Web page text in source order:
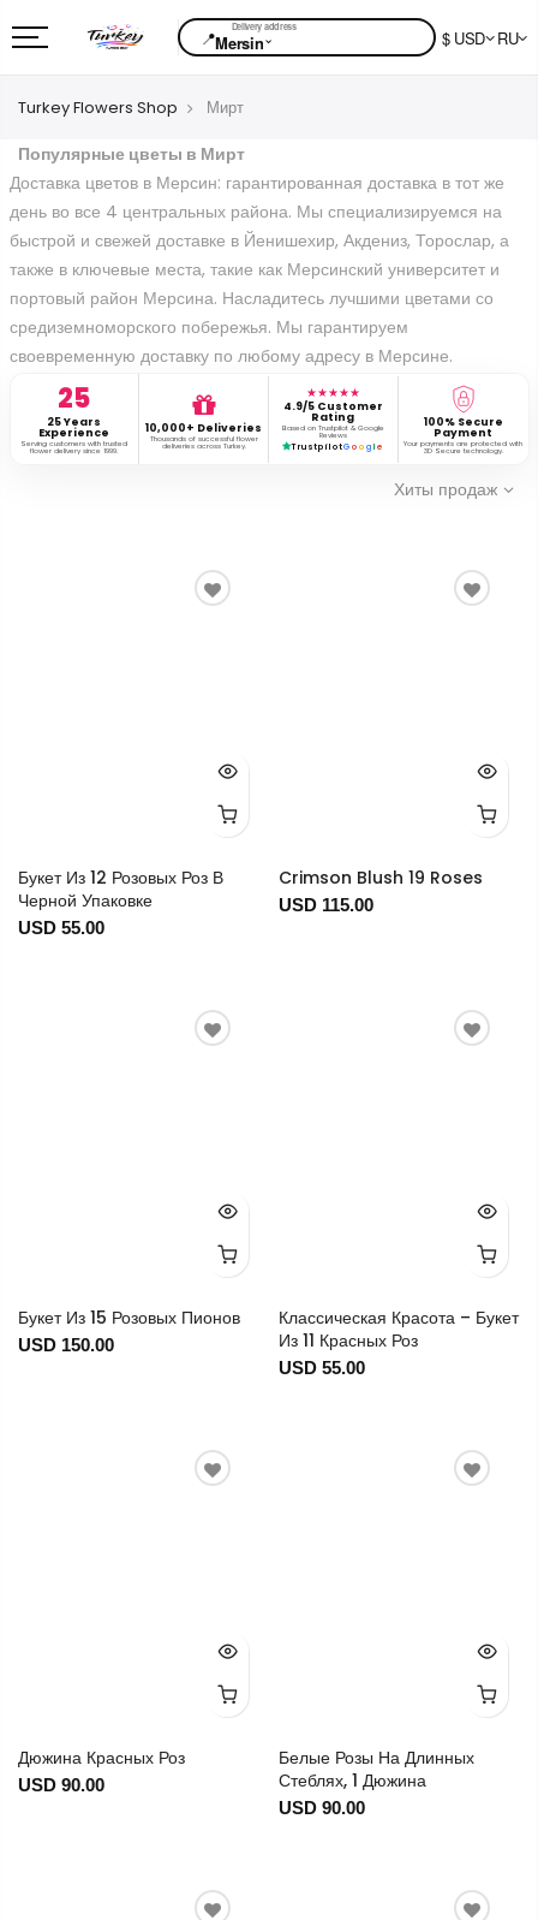
📍Mersin⌄ $ USD RU
Turkey Flowers Shop Мирт
Популярные цветы в Мирт
Доставка цветов в Мерсин: гарантированная доставка в тот же
день во все 4 центральных района. Мы специализируемся на
быстрой и свежей доставке в Йенишехир, Акдениз, Торослар, а
также в ключевые места, такие как Мерсинский университет и
портовый район Мерсина. Насладитесь лучшими цветами со
средиземноморского побережья. Мы гарантируем
своевременную доставку по любому адресу в Мерсине.
25
25 Years
Experience
Serving customers with trusted
flower delivery since 1999.
10,000+ Deliveries
Thousands of successful flower
deliveries across Turkey.
★★★★★
4.9/5 Customer
Rating
Based on Trustpilot & Google
Reviews
TrustpilotG o o g l e
100% Secure
Payment
Your payments are protected with
3D Secure technology.
Хиты продаж
Букет Из 12 Розовых Роз В
Черной Упаковке
USD 55.00
Crimson Blush 19 Roses
USD 115.00
Букет Из 15 Розовых Пионов
USD 150.00
Классическая Красота – Букет
Из 11 Красных Роз
USD 55.00
Дюжина Красных Роз
USD 90.00
Белые Розы На Длинных
Стеблях, 1 Дюжина
USD 90.00